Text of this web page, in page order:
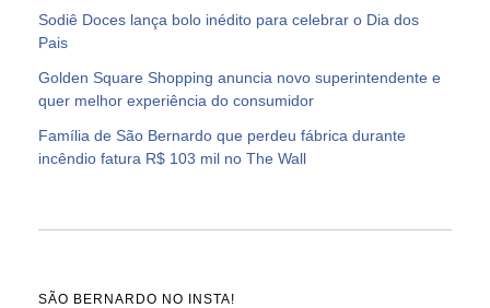
Sodiê Doces lança bolo inédito para celebrar o Dia dos
Pais
Golden Square Shopping anuncia novo superintendente e
quer melhor experiência do consumidor
Família de São Bernardo que perdeu fábrica durante
incêndio fatura R$ 103 mil no The Wall
SÃO BERNARDO NO INSTA!